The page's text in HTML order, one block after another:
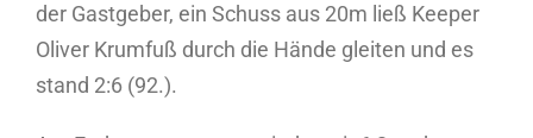
der Gastgeber, ein Schuss aus 20m ließ Keeper
Oliver Krumfuß durch die Hände gleiten und es
stand 2:6 (92.).